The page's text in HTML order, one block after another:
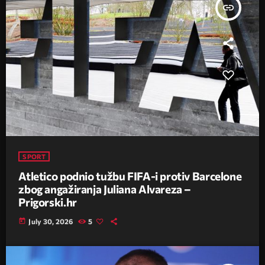
insert_link
SPORT
Atletico podnio tužbu FIFA-i protiv Barcelone
zbog angažiranja Juliana Alvareza –
Prigorski.hr
today July 30, 2026 5